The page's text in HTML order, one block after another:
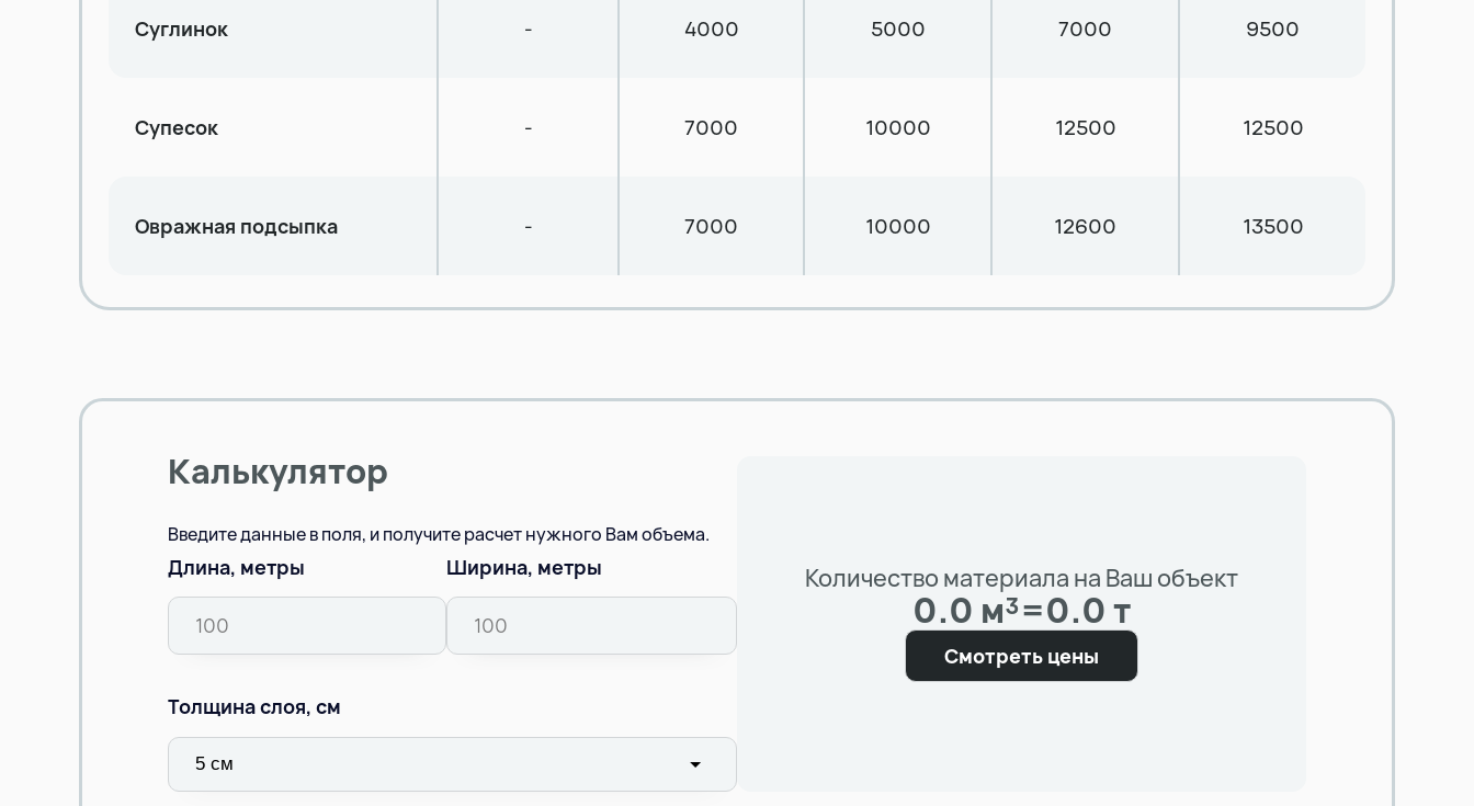
Суглинок - 4000 5000 7000 9500
Супесок - 7000 10000 12500 12500
Овражная подсыпка - 7000 10000 12600 13500
Калькулятор
Введите данные в поля, и получите расчет нужного Вам объема.
Длина, метры Ширина, метры
Толщина слоя, см
Количество материала на Ваш объект
0.0 м³=0.0 т
Смотреть цены